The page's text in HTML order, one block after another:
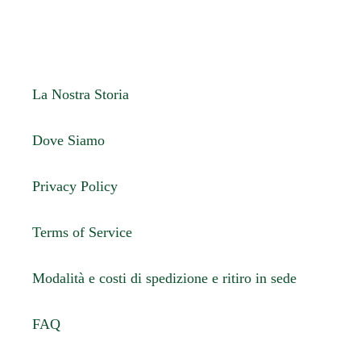
La Nostra Storia
Dove Siamo
Privacy Policy
Terms of Service
Modalità e costi di spedizione e ritiro in sede
FAQ